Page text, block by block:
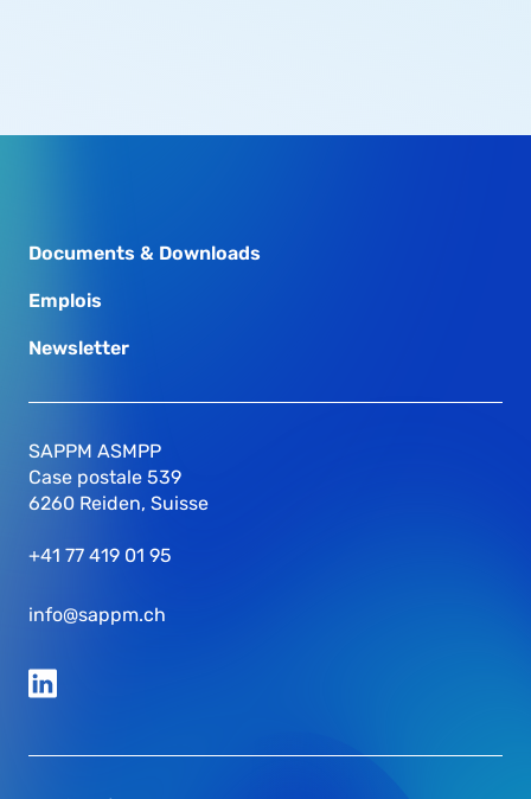
Documents & Downloads
Emplois
Newsletter
SAPPM ASMPP
Case postale 539
6260 Reiden, Suisse
+41 77 419 01 95
info@sappm.ch